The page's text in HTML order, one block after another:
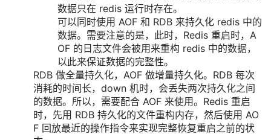
数据只在 redis 运行时存在。
可以同时使用 AOF 和 RDB 来持久化 redis 中的
数据。需要注意的是，此时，Redis 重启时，A
OF 的日志文件会被用来重构 redis 中的数据，
以此来保证数据的完整性。
RDB 做全量持久化，AOF 做增量持久化。RDB 每次
消耗的时间长，down 机时，会丢失两次持久化之间
的数据。所以，需要配合 AOF 来使用。Redis 重启
时，先用 RDB 持久化的文件重构内存，然后使用 AO
F 回放最近的操作指令来实现完整恢复重启之前的状